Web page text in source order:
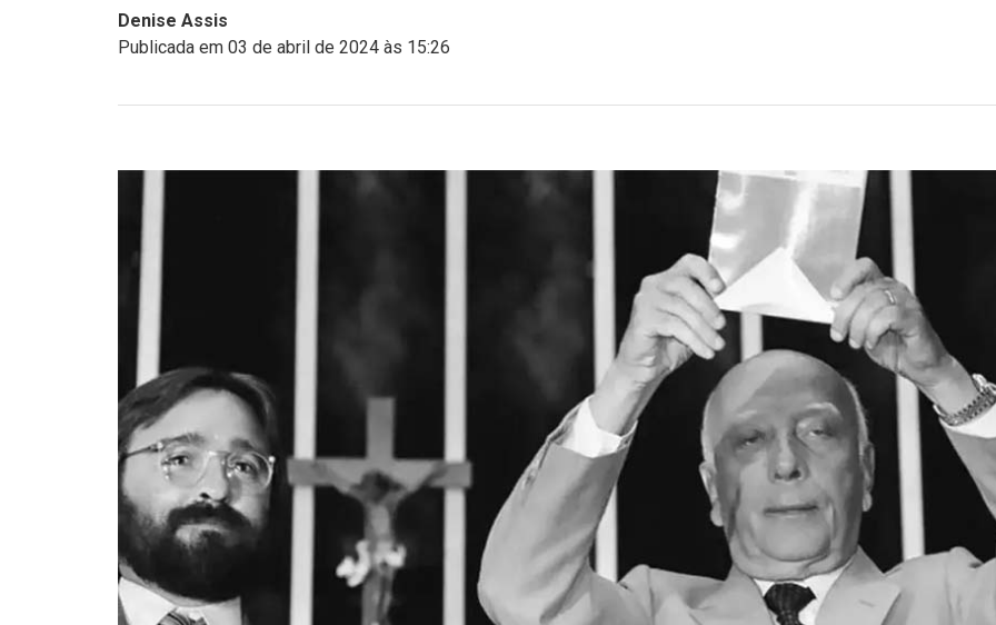
Denise Assis
Publicada em 03 de abril de 2024 às 15:26